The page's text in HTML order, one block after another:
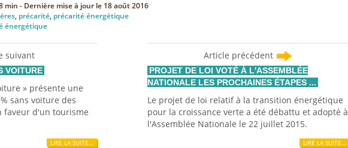
min - Dernière mise à jour le 18 août 2016
, précarité, précarité énergétique
énergétique
suivant
VOITURE
» présente une
sans voiture des
faveur d'un tourisme
LIRE LA SUITE…
Article précédent
PROJET DE LOI VOTÉ À L'ASSEMBLÉE
NATIONALE LES PROCHAINES ÉTAPES ...
Le projet de loi relatif à la transition énergétique
pour la croissance verte a été débattu et adopté à
l'Assemblée Nationale le 22 juillet 2015.
LIRE LA SUITE…